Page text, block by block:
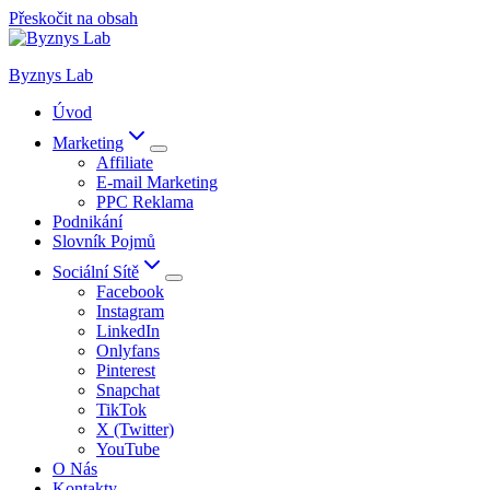
Přeskočit na obsah
Byznys Lab
Úvod
Marketing
Affiliate
E-mail Marketing
PPC Reklama
Podnikání
Slovník Pojmů
Sociální Sítě
Facebook
Instagram
LinkedIn
Onlyfans
Pinterest
Snapchat
TikTok
X (Twitter)
YouTube
O Nás